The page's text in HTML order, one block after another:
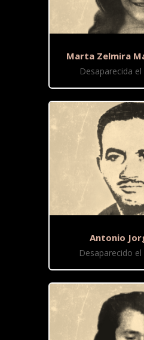
Marta Zelmira
Desaparecida
Antonio
Desaparecido